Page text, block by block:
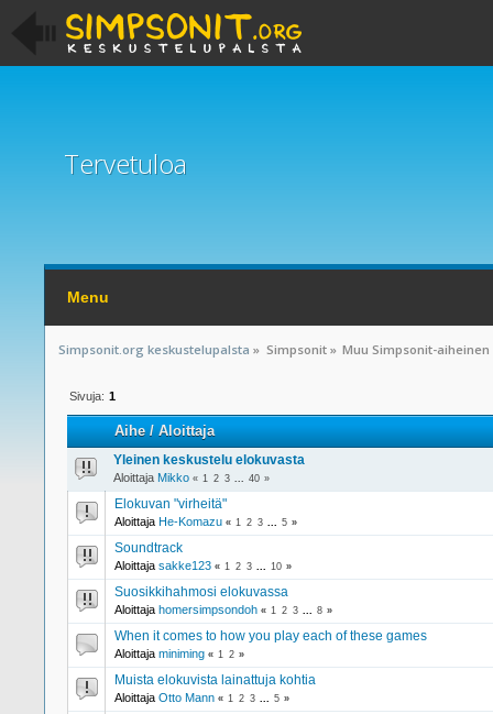
Tervetuloa
Menu
Simpsonit.org keskustelupalsta » Simpsonit» Muu Simpsonit-aiheinen
Sivuja: 1
Aihe/Aloittaja
Yleinen keskustelu elokuvasta
Aloittaja Mikko « 1 2 3 40 »
Elokuvan "virheitä"
Aloittaja He-Komazu « 1 2 3 5 »
Soundtrack
Aloittaja sakke123 « 1 2 3 10 »
Suosikkihahmosi elokuvassa
Aloittaja homersimpsondoh « 1 2 3 8 »
When it comes to how you play each of these games
Aloittaja miniming « 1 2 »
Muista elokuvista lainattuja kohtia
Aloittaja Otto Mann « 1 2 3 5 »